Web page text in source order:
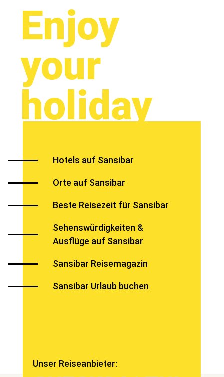
Enjoy
your
holiday
Hotels auf Sansibar
Orte auf Sansibar
Beste Reisezeit für Sansibar
Sehenswürdigkeiten &
Ausflüge auf Sansibar
Sansibar Reisemagazin
Sansibar Urlaub buchen
Unser Reiseanbieter: